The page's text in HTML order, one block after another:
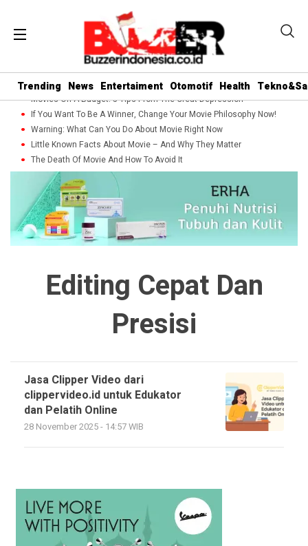
Trending News Entertaiment Otomotif Health
Movies On A Budget: 5 Tips From The Great Depression
If You Want To Be A Winner, Change Your Movie Philosophy Now!
Warning: What Can You Do About Movie Right Now
Little Known Facts About Movie – And Why They Matter
The Death Of Movie And How To Avoid It
Editing Cepat Dan
Presisi
Jasa Clipper Video dari
clippervideo.id untuk Edukator
dan Pelatih Online
28 November 2025 - 14:57 WIB